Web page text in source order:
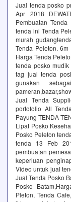
Jual tenda posko
Apr 2018
Pembuatan
tenda ini Tenda
murah
Tenda Peleton.
Harga Tenda
tenda posko mudik
tag jual tenda
gunakan
Jual Tenda
portofolio All
Payung TENDA
Lipat Posko
Posko Peleton
tenda 13 Feb
pembuatan
keperluan
Video untuk jual
Jual Tenda Posko
Posko
Pleton, Tenda